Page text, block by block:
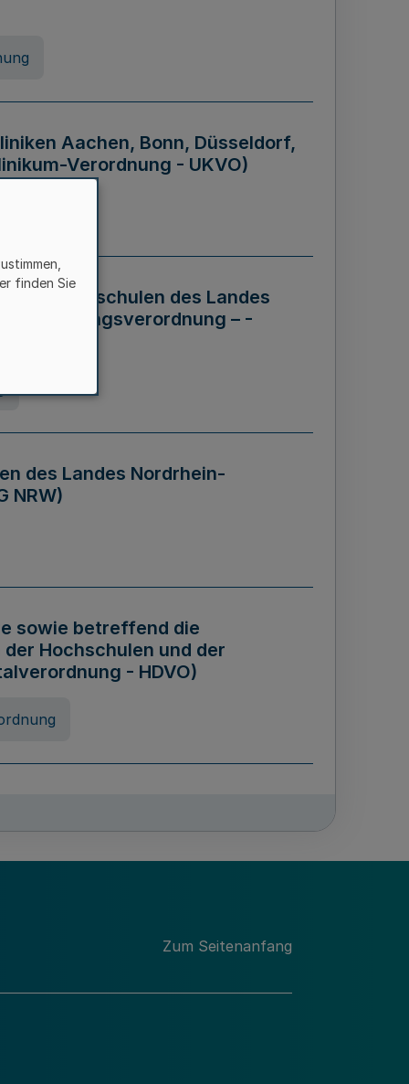
Aachen, Bonn, Düsseldorf,
Verordnung - UKVO)
der Hochschulen des Landes
– -
des Landes Nordrhein-
NRW)
sowie betreffend die
Hochschulen und der
- HDVO)
des Landes Nordrhein-
Zum Seitenanfang
finden Sie